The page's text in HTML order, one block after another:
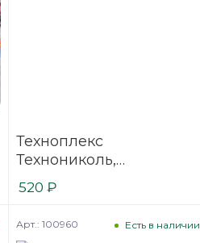
Техноплекс
Технониколь,
100x1180x580 мм L-
кромка (4 плиты)
520 ₽
Есть в наличии
Арт.: 100960